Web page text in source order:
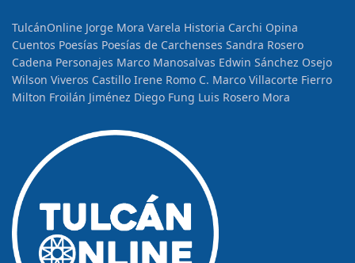
TulcánOnline Jorge Mora Varela Historia Carchi Opina
Cuentos Poesías Poesías de Carchenses Sandra Rosero
Cadena Personajes Marco Manosalvas Edwin Sánchez Osejo
Wilson Viveros Castillo Irene Romo C. Marco Villacorte Fierro
Milton Froilán Jiménez Diego Fung Luis Rosero Mora